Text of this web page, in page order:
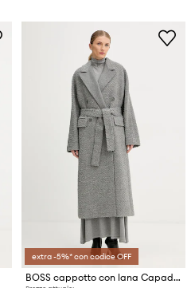
extra -5%* con codice OFF
BOSS cappotto con lana Capady